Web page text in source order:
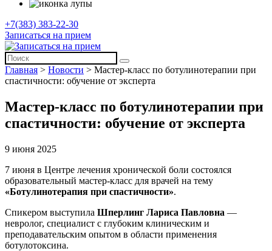
+7(383) 383-22-30
Записаться на прием
Главная > Новости > Мастер-класс по ботулинотерапии при
спастичности: обучение от эксперта
Мастер-класс по ботулинотерапии при
спастичности: обучение от эксперта
9 июня 2025
7 июня в Центре лечения хронической боли состоялся
образовательный мастер-класс для врачей на тему
«Ботулинотерапия при спастичности».
Спикером выступила Шперлинг Лариса Павловна —
невролог, специалист с глубоким клиническим и
преподавательским опытом в области применения
ботулотоксина.